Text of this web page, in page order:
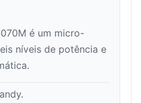
é um micro-
níveis de potência e
.